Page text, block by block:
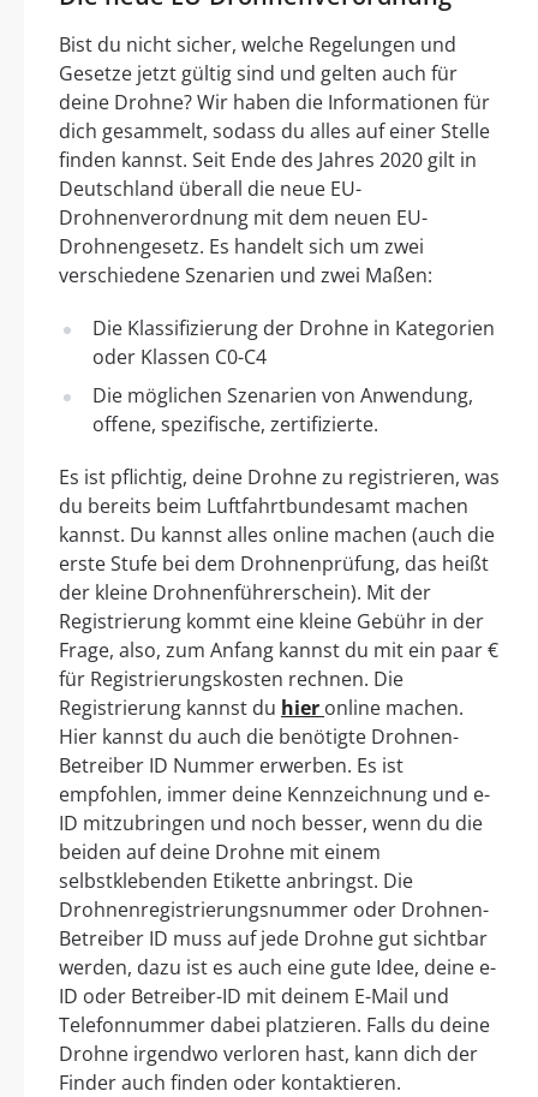
Bist du nicht sicher, welche Regelungen und
Gesetze jetzt gültig sind und gelten auch für
deine Drohne? Wir haben die Informationen für
dich gesammelt, sodass du alles auf einer Stelle
finden kannst. Seit Ende des Jahres 2020 gilt in
Deutschland überall die neue EU-
Drohnenverordnung mit dem neuen EU-
Drohnengesetz. Es handelt sich um zwei
verschiedene Szenarien und zwei Maßen:
Die Klassifizierung der Drohne in Kategorien
oder Klassen C0-C4
Die möglichen Szenarien von Anwendung,
offene, spezifische, zertifizierte.
Es ist pflichtig, deine Drohne zu registrieren, was
du bereits beim Luftfahrtbundesamt machen
kannst. Du kannst alles online machen (auch die
erste Stufe bei dem Drohnenprüfung, das heißt
der kleine Drohnenführerschein). Mit der
Registrierung kommt eine kleine Gebühr in der
Frage, also, zum Anfang kannst du mit ein paar €
für Registrierungskosten rechnen. Die
Registrierung kannst du hier online machen.
Hier kannst du auch die benötigte Drohnen-
Betreiber ID Nummer erwerben. Es ist
empfohlen, immer deine Kennzeichnung und e-
ID mitzubringen und noch besser, wenn du die
beiden auf deine Drohne mit einem
selbstklebenden Etikette anbringst. Die
Drohnenregistrierungsnummer oder Drohnen-
Betreiber ID muss auf jede Drohne gut sichtbar
werden, dazu ist es auch eine gute Idee, deine e-
ID oder Betreiber-ID mit deinem E-Mail und
Telefonnummer dabei platzieren. Falls du deine
Drohne irgendwo verloren hast, kann dich der
Finder auch finden oder kontaktieren.